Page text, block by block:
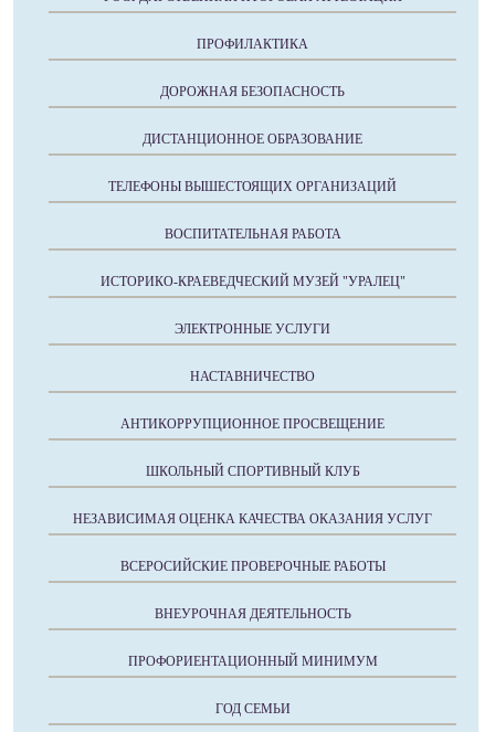
ПРОФИЛАКТИКА
ДОРОЖНАЯ БЕЗОПАСНОСТЬ
ДИСТАНЦИОННОЕ ОБРАЗОВАНИЕ
ТЕЛЕФОНЫ ВЫШЕСТОЯЩИХ ОРГАНИЗАЦИЙ
ВОСПИТАТЕЛЬНАЯ РАБОТА
ИСТОРИКО-КРАЕВЕДЧЕСКИЙ МУЗЕЙ "УРАЛЕЦ"
ЭЛЕКТРОННЫЕ УСЛУГИ
НАСТАВНИЧЕСТВО
АНТИКОРРУПЦИОННОЕ ПРОСВЕЩЕНИЕ
ШКОЛЬНЫЙ СПОРТИВНЫЙ КЛУБ
НЕЗАВИСИМАЯ ОЦЕНКА КАЧЕСТВА ОКАЗАНИЯ УСЛУГ
ВСЕРОСИЙСКИЕ ПРОВЕРОЧНЫЕ РАБОТЫ
ВНЕУРОЧНАЯ ДЕЯТЕЛЬНОСТЬ
ПРОФОРИЕНТАЦИОННЫЙ МИНИМУМ
ГОД СЕМЬИ